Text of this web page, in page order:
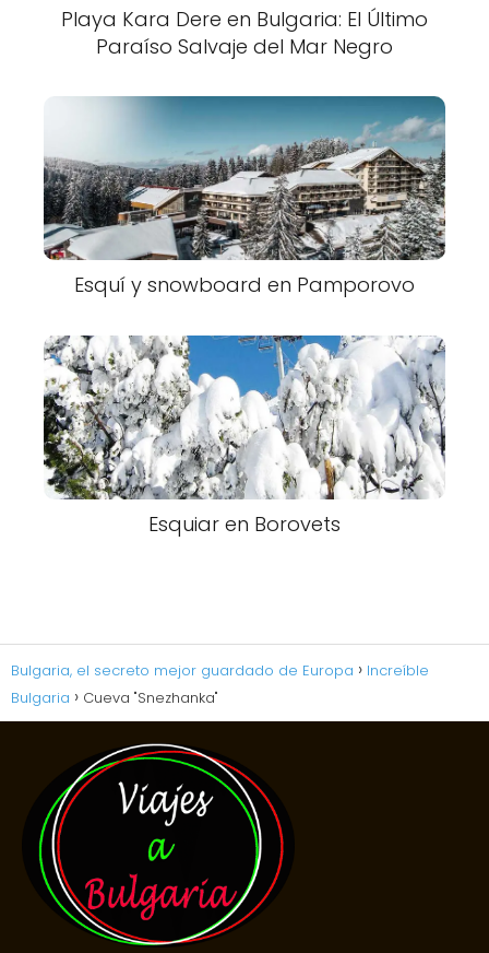
Playa Kara Dere en Bulgaria: El Último
Paraíso Salvaje del Mar Negro
Esquí y snowboard en Pamporovo
Esquiar en Borovets
Bulgaria, el secreto mejor guardado de Europa
Increíble
Bulgaria
Cueva "Snezhanka"